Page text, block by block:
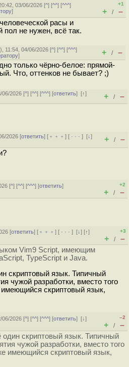
03/06/2026 [^] [^^] [^^^]
]
+1
+ / –
расы и
пол не нужен, всё так.
), 11:54, 04/06/2026 [^] [^^] [^^^]
] + / –
только чёрно-белое: прямой-
Что, оттенков не бывает? ;)
06/2026 [^] [^^] [^^^] [ответить][↑]
+ / –
2026 [ответить] [ ﹢﹢﹢] [ · · ·][↓]
+ / –
[^] [^^] [^^^] [ответить]
+2
+ / –
[ответить] [ ﹢﹢﹢] [ · · ·][↓] [↑]
+3
+ / –
Vim9 Script, имеющим
TypeScript и Java.
скриптовый язык. Типичный
чужой разработки, вместо того
скриптовый язык,
06/2026 [^] [^^] [^^^] [ответить][↓]
–2
+ / –
скриптовый язык. Типичный
чужой разработки, вместо того
имеющийся скриптовый язык,